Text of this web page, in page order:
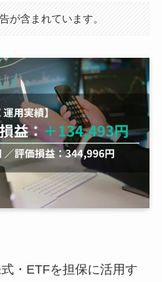
が含まれています。
・ETFを担保に活用す